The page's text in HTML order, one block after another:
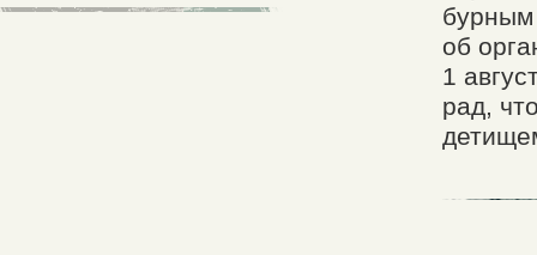
об
1
рад,